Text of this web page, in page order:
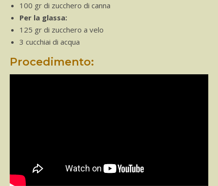
100 gr di zucchero di canna
Per la glassa:
125 gr di zucchero a velo
3 cucchiai di acqua
Procedimento: